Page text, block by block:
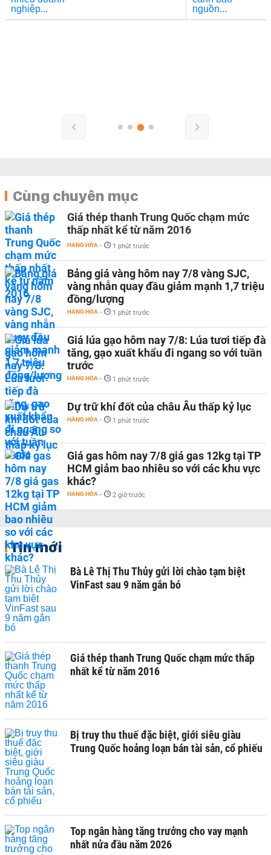
Cùng chuyên mục
Giá thép thanh Trung Quốc chạm mức
thấp nhất kể từ năm 2016
HÀNG HÓA - 1 phút trước
Bảng giá vàng hôm nay 7/8 vàng SJC,
vàng nhẫn quay đầu giảm mạnh 1,7 triệu
đồng/lượng
HÀNG HÓA - 1 phút trước
Giá lúa gạo hôm nay 7/8: Lúa tươi tiếp đà
tăng, gạo xuất khẩu đi ngang so với tuần
trước
HÀNG HÓA - 1 phút trước
Dự trữ khí đốt của châu Âu thấp kỷ lục
HÀNG HÓA - 1 phút trước
Giá gas hôm nay 7/8 giá gas 12kg tại TP
HCM giảm bao nhiêu so với các khu vực
khác?
HÀNG HÓA - 2 giờ trước
Tin mới
Bà Lê Thị Thu Thủy gửi lời chào tạm biệt
VinFast sau 9 năm gắn bó
Giá thép thanh Trung Quốc chạm mức thấp
nhất kể từ năm 2016
Bị truy thu thuế đặc biệt, giới siêu giàu
Trung Quốc hoảng loạn bán tài sản, cổ phiếu
Top ngân hàng tăng trưởng cho vay mạnh
nhất nửa đầu năm 2026